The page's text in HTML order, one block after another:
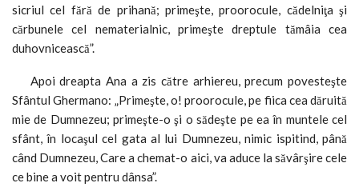
sicriul cel fără de prihană; primeşte, proorocule, cădelniţa şi
cărbunele cel nematerialnic, primeşte dreptule tămâia cea
duhovnicească”.
Apoi dreapta Ana a zis către arhiereu, precum povesteşte
Sfântul Ghermano: „Primeşte, o! proorocule, pe fiica cea dăruită
mie de Dumnezeu; primeşte-o şi o sădeşte pe ea în muntele cel
sfânt, în locaşul cel gata al lui Dumnezeu, nimic ispitind, până
când Dumnezeu, Care a chemat-o aici, va aduce la săvârşire cele
ce bine a voit pentru dânsa”.